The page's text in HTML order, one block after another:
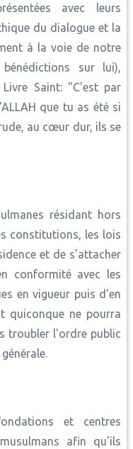
avec leurs
du dialogue et la
à la voie de notre
sur lui),
Saint: "C'est par
que tu as été si
au cœur dur, ils se
résidant hors
constitutions, les lois
et de s'attacher
conformité avec les
en vigueur puis d'en
quiconque ne pourra
troubler l'ordre public
et centres
afin qu'ils